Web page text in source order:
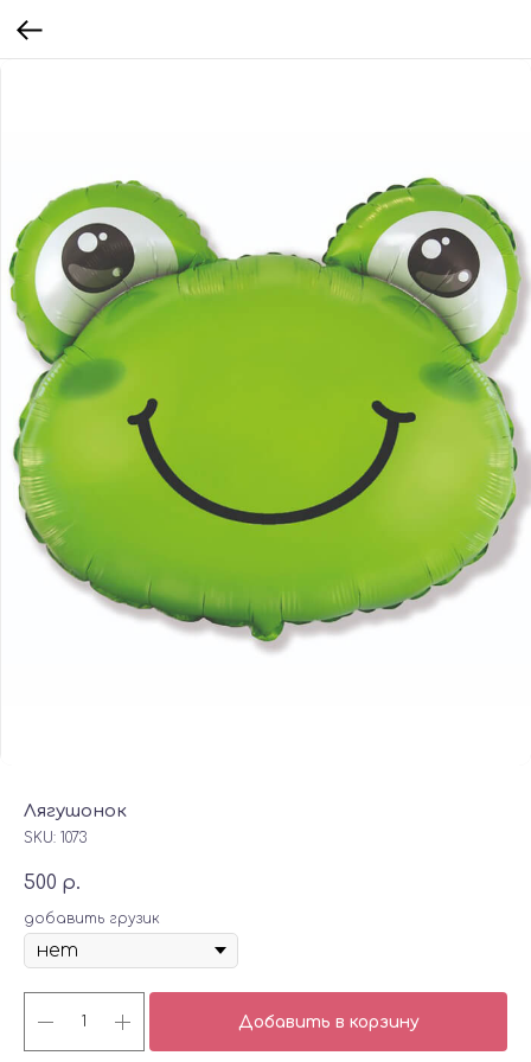
Лягушонок
SKU: 1073
500 р.
добавить грузик
Добавить в корзину